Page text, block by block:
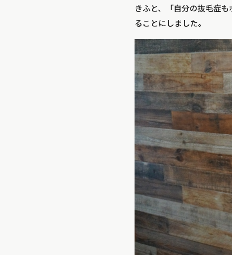
きふと、「自分の抜毛症
ることにしました。